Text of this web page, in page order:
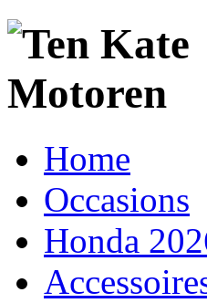
Home
Occasions
Honda